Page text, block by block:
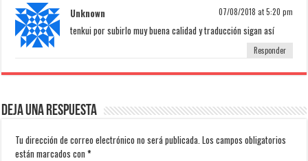
Unknown 07/08/2018 at 5:20 pm
tenkui por subirlo muy buena calidad y traducción sigan así
Responder
Deja una respuesta
Tu dirección de correo electrónico no será publicada. Los campos obligatorios
están marcados con*